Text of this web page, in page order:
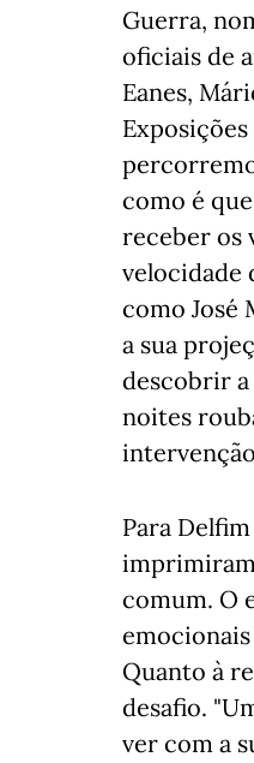
Guerra,
oficiais de
Eanes,
como é
receber os
velocidade
como José
a sua
descobrir a
noites
Para
comum. O
Quanto à
desafio.
ver com a